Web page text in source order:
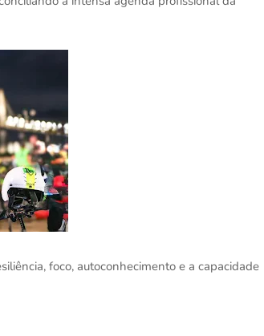
foco, autoconhecimento e a capacidade